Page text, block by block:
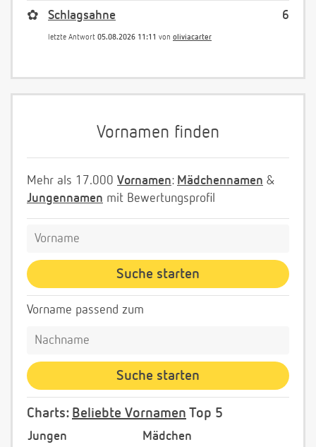
6
✿ Schlagsahne
letzte Antwort 05.08.2026 11:11 von oliviacarter
Vornamen finden
Mehr als 17.000 Vornamen: Mädchennamen &
Jungennamen mit Bewertungsprofil
Vorname passend zum
Charts: Beliebte Vornamen Top 5
Jungen Mädchen